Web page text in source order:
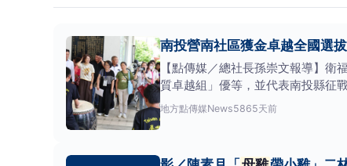
南投營南社區獲金卓越全國選
【點傳媒／總社長孫崇文報導】
質卓越組」優等，並代表南投縣征
區
地方點傳媒News5865天前